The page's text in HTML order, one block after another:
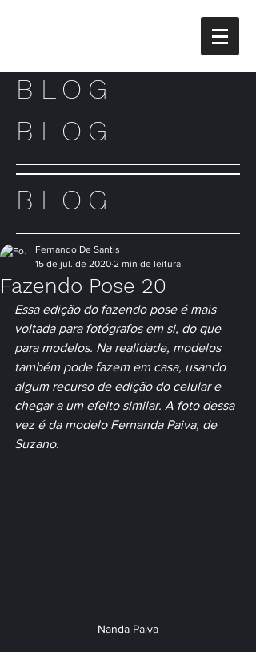
BLOG
BLOG
BLOG
Fazendo Pose 20
Fernando De Santis
15 de jul. de 2020 2 min de leitura
Essa edição do fazendo pose é mais
voltada para fotógrafos em si, do que
para modelos. Na realidade, modelos
também pode fazem em casa, usando
algum recurso de edição do celular e
chegar a um efeito similar. A foto dessa
vez é da modelo Fernanda Paiva, de
Suzano.
Nanda Paiva